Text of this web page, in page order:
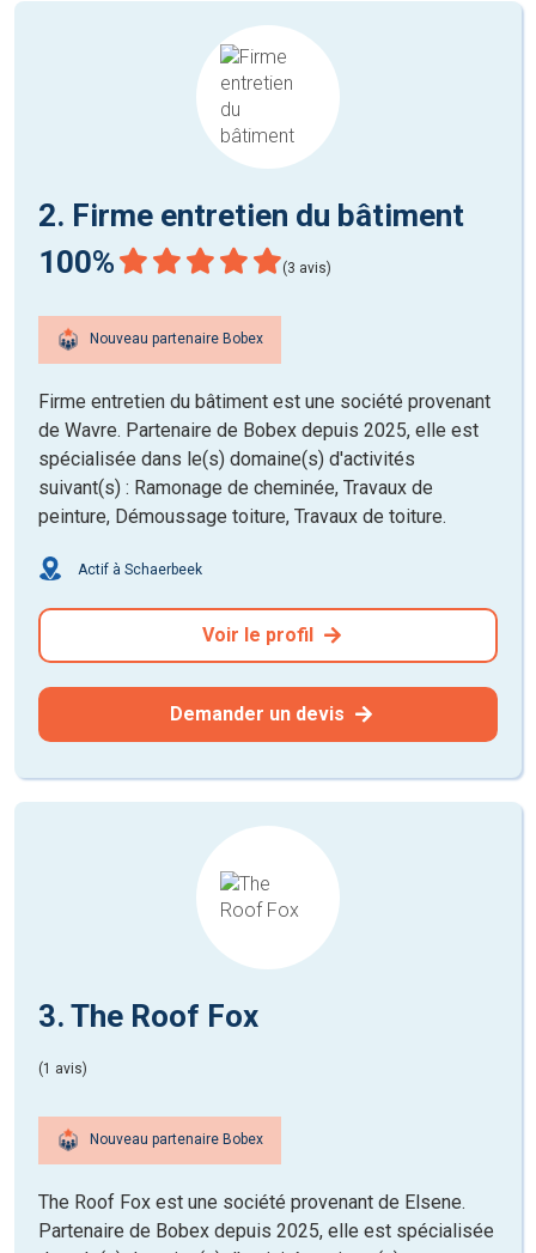
2. Firme entretien du bâtiment
100%
(3 avis)
Nouveau partenaire Bobex
Firme entretien du bâtiment est une société provenant
de Wavre. Partenaire de Bobex depuis 2025, elle est
spécialisée dans le(s) domaine(s) d'activités
suivant(s) : Ramonage de cheminée, Travaux de
peinture, Démoussage toiture, Travaux de toiture.
Actif à Schaerbeek
Voir le profil
Demander un devis
3. The Roof Fox
(1 avis)
Nouveau partenaire Bobex
The Roof Fox est une société provenant de Elsene.
Partenaire de Bobex depuis 2025, elle est spécialisée